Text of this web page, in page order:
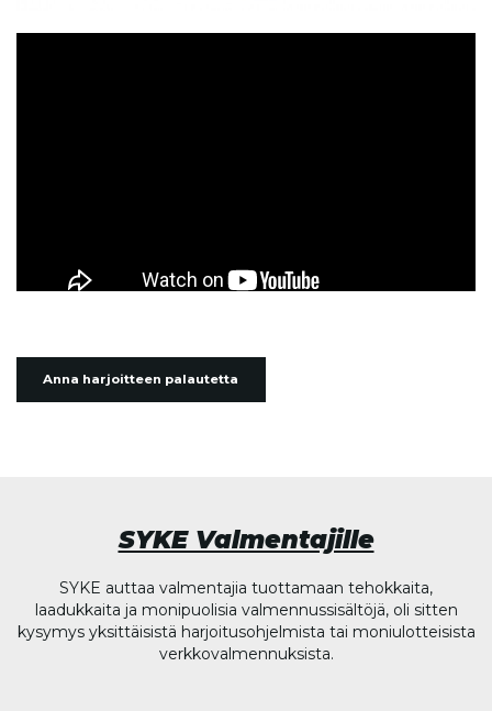
Anna harjoitteen palautetta
SYKE Valmentajille
SYKE auttaa valmentajia tuottamaan tehokkaita,
laadukkaita ja monipuolisia valmennussisältöjä, oli sitten
kysymys yksittäisistä harjoitusohjelmista tai moniulotteisista
verkkovalmennuksista.